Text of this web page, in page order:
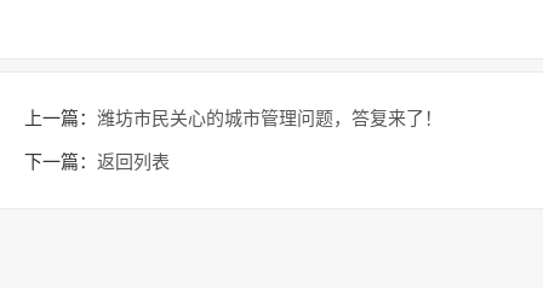
上一篇： 潍坊市民关心的城市管理问题，答复来了！
下一篇： 返回列表